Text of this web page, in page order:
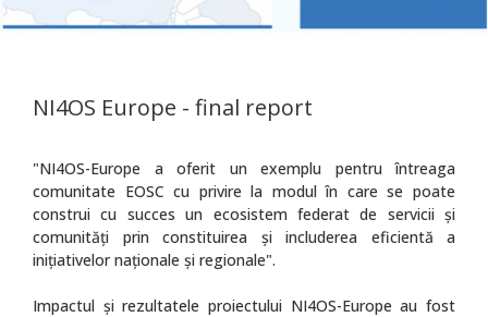
NI4OS Europe - final report
"NI4OS-Europe a oferit un exemplu pentru întreaga
comunitate EOSC cu privire la modul în care se poate
construi cu succes un ecosistem federat de servicii și
comunități prin constituirea și includerea eficientă a
inițiativelor naționale și regionale".
Impactul și rezultatele proiectului NI4OS-Europe au fost